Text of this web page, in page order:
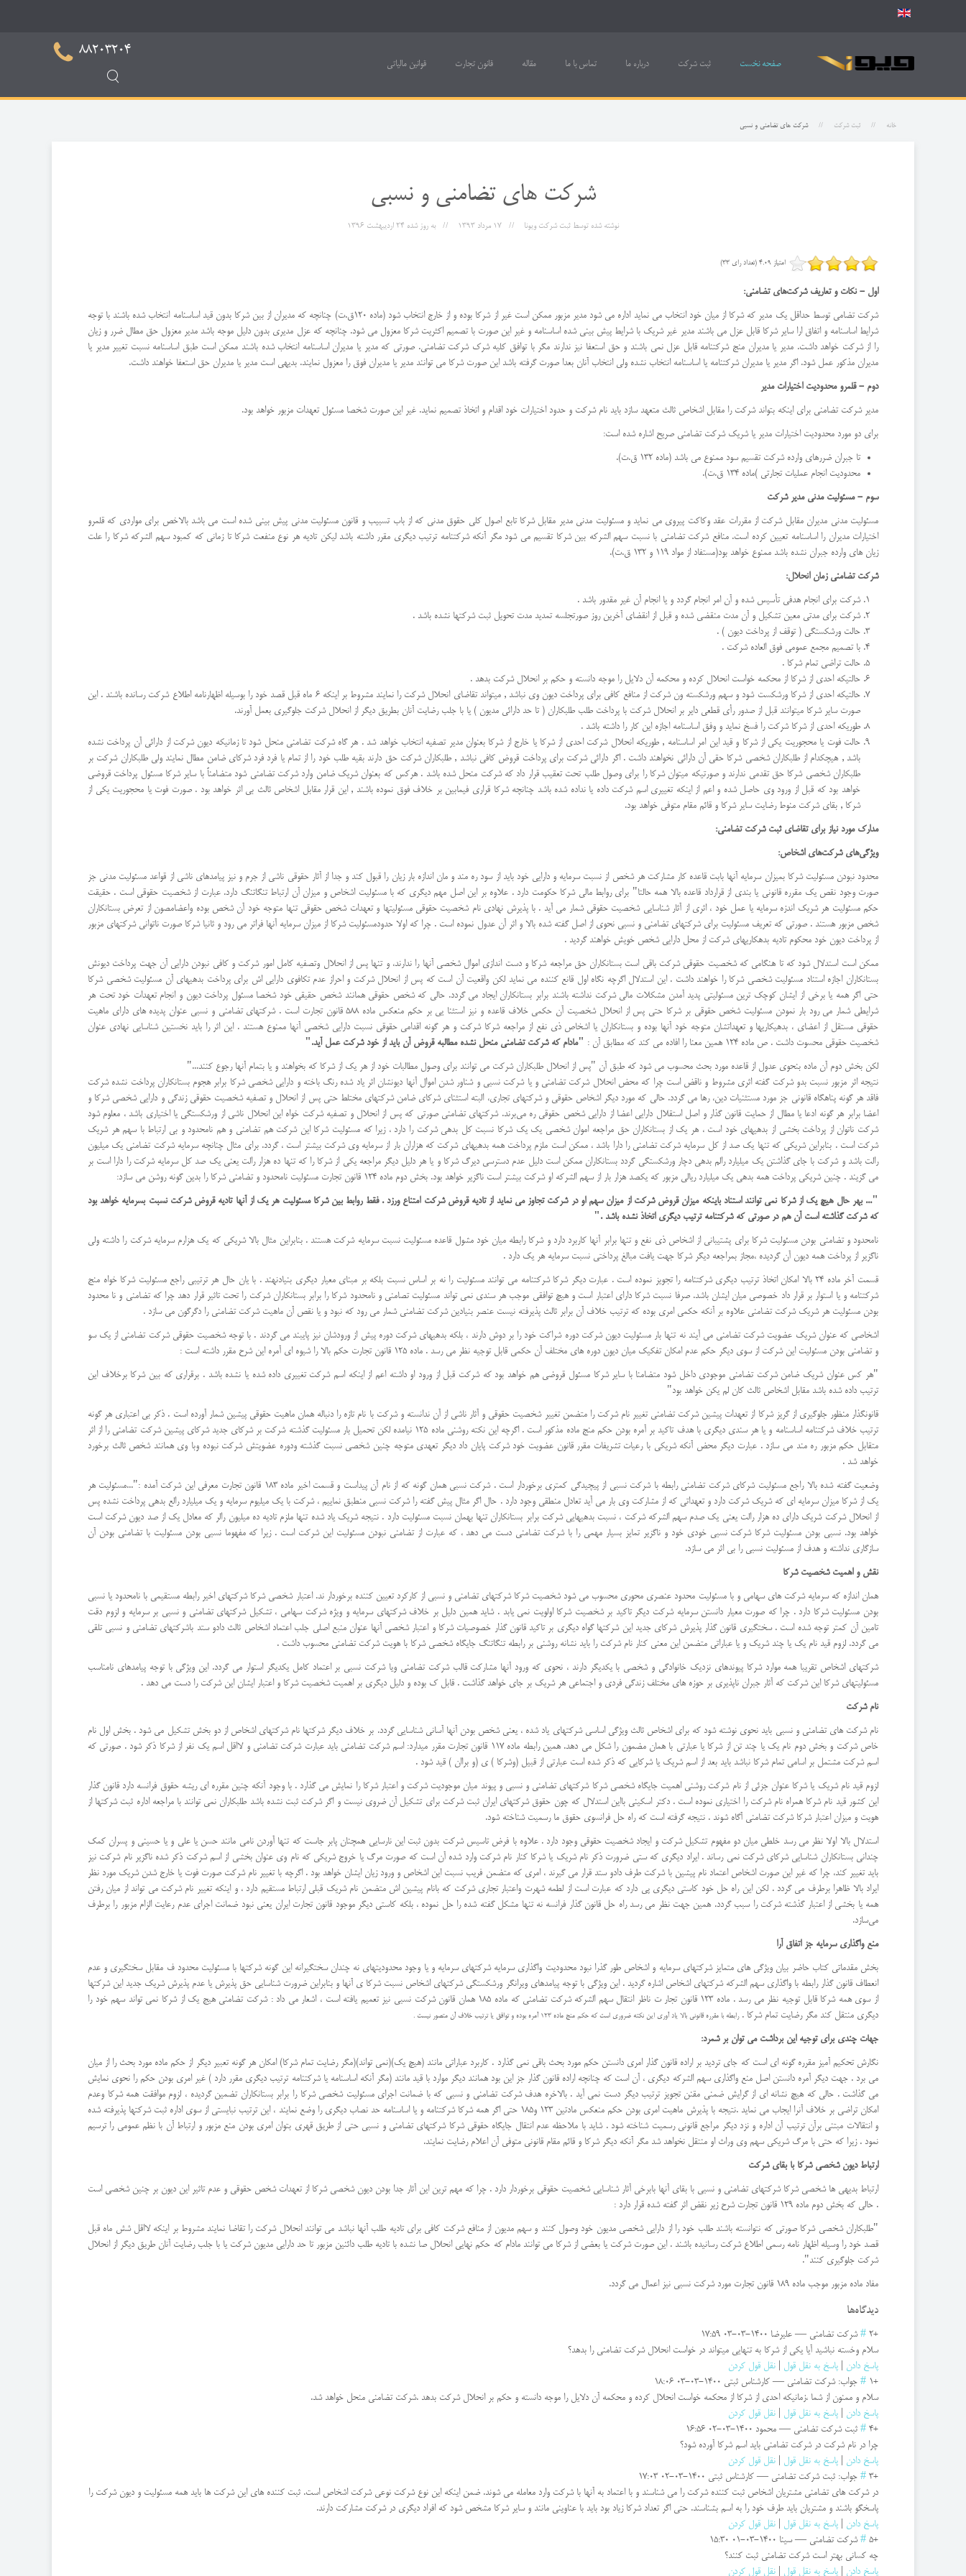
صفحه نخست ثبت شرکت درباره ما تماس با ما مقاله قانون تجارت قوانین مالیاتی
88203204
خانه ثبت شرکت شرکت های تضامنی و نسبی
شرکت های تضامنی و نسبی
نوشته شده توسط ثبت شرکت ویونا 17 مرداد 1393 به روز شده 24 ارديبهشت 1396
امتیاز 4.09 (تعداد رای 33)
اول - نكات و تعاریف شركت‌های تضامنی:
شركت تضامی توسط حداقل یك مدیر كه شركا از میان خود انتخاب می نماید اداره می شود مدیر مزبور ممكن است غیر از شركا بوده و از خارج انتخاب شود (ماده 120ق.ت) چنانچه كه مدیران از بین شركا بدون قید اساسنامه انتخاب شده باشند با توجه
شرایط اساسنامه و اتفاق ارا سایر شركا قابل عزل می باشند مدیر غیر شریك با شرایط پیش بینی شده اساسنامه و غیر این صورت با تصمیم اكثریت شركا معزول می شود. چنانچه كه عزل مدیری بدون دلیل موجه باشد مدیر معزول حق مطال ضرر و زیان
را از شركت خواهد داشت. مدیر یا مدیران منج شركتنامه قابل عزل نمی باشند و حق استعفا نیز ندارند مگر با توافق كلیه شرك شركت تضامنی. صورتی كه مدیر یا مدیران اساسنامه انتخاب شده باشند ممكن است طبق اساسنامه نسبت تغییر مدیر یا
مدیران مذكور عمل شود. اگر مدیر یا مدیران شركتنامه یا اساسنامه انتخاب نشده ولی انتخاب آنان بعدا صورت گرفته باشد این صورت شركا می توانند مدیر یا مدیران فوق را معزول نمایند. بدیهی است مدیر یا مدیران حق استعفا خواهند داشت.
دوم - قلمرو محدودیت اختیارات مدیر
مدیر شركت تضامنی برای اینكه بتواند شركت را مقابل اشخاص ثالث متعهد سازد باید نام شركت و حدود اختیارات خود اقدام و اتخاذ تصمیم نماید. غیر این صورت شخصا مسئول تعهدات مزبور خواهد بود.
برای دو مورد محدودیت اختیارات مدیر یا شریك شركت تضامنی صریح اشاره شده است:
تا جبران ضررهای وارده شركت تقسیم سود ممنوع می باشد (ماده 132 ق.ت).
محدودیت انجام عملیات تجارتی )ماده 134 ق.ت).
سوم - مسئولیت مدنی مدیر شركت
مسئولیت مدنی مدیران مقابل شركت از مقررات عقد وكاكت پیروی می نماید و مسئولیت مدنی مدیر مقابل شركا تابع اصول كلی حقوق مدنی كه از باب تسبیب و قانون مسئولیت مدنی پیش بینی شده است می باشد بالاخص برای مواردی كه قلمرو
اختیارات مدیران را اساسنامه تعیین کرده است. منافع شركت تضامنی با نسبت سهم الشركه بین شركا تقسیم می شود مگر آنكه شركتنامه ترتیب دیگری مقرر داشته باشد لیكن تادیه هر نوع منفعت شركا تا زمانی كه كمبود سهم الشركه شركا را علت
زیان های وارده جبران نشده باشد ممنوع خواهد بود(مستفاد از مواد 119 و 132 ق.ت).
شركت تضامنی زمان انحلال:
شركت برای انجام هدفی تأسیس شده و آن امر انجام گردد و یا انجام آن غیر مقدور باشد .
شركت برای مدتی معین تشكیل و آن مدت منقضی شده و قبل از انقضای آخرین روز صورتجلسه تمدید مدت تحویل ثبت شركتها نشده باشد .
حالت ورشكستگی ( توقف از پرداخت دیون ) .
با تصمیم مجمع عمومی فوق العاده شركت .
حالت تراضی تمام شركا .
حالتیكه احدی از شركا از محكمه خواست انحلال كرده و محكمه آن دلایل را موجه دانسته و حكم بر انحلال شركت بدهد .
حالتیکه احدی از شركا ورشكست شود و سهم ورشكسته ون شركت از منافع كافی برای پرداخت دیون وی نباشد , میتواند تقاضای انحلال شركت را نمایند مشروط بر اینكه 6 ماه قبل قصد خود را بوسیله اظهارنامه اطلاع شركت رسانده باشند . این
صورت سایر شركا میتوانند قبل از صدور رأی قطعی دایر بر انحلال شركت با پرداخت طلب طلبكاران ( تا حد دارائی مدیون ) یا با جلب رضایت آنان بطریق دیگر از انحلال شركت جلوگیری بعمل آورند.
طوریكه احدی از شركا شركت را فسخ نماید و وفق اساسنامه اجازه این كار را داشته باشد .
حالت فوت یا محجوریت یكی از شركا و قید این امر اساسنامه , طوریکه انحلال شركت احدی از شركا یا خارج از شركا بعنوان مدیر تصفیه انتخاب خواهد شد . هر گاه شركت تضامنی منحل شود تا زمانیكه دیون شركت از دارائی آن پرداخت نشده
باشد , هیچكدام از طلبكاران شخصی شركا حقی آن دارائی نخواهند داشت . اگر دارائی شركت برای پرداخت قروض كافی نباشد , طلبكاران شركت حق دارند بقیه طلب خود را از تمام یا فرد فرد شركای ضامن مطال نمایند ولی طلبكاران شركت بر
طلبكاران شخصی شركا حق تقدمی ندارند و صورتیکه میتوان شركا را برای وصول طلب تحت تعقیب قرار داد كه شركت منحل شده باشد . هركس كه بعنوان شریك ضامن وارد شركت تضامنی شود متضامناً با سایر شركا مسئول پرداخت قروضی
خواهد بود كه قبل از ورود وی حاصل شده و اعم از اینكه تغییری اسم شركت داده یا نداده شده باشد چنانچه شركا قراری فیمابین بر خلاف فوق نموده باشند , این قرار مقابل اشخاص ثالث بی اثر خواهد بود . صورت فوت یا محجوریت یكی از
شركا , بقای شركت منوط رضایت سایر شركا و قائم مقام متوفی خواهد بود.
مدارك مورد نیاز برای تقاضای ثبت شركت تضامنی:
ویژگی‌های شركت‌های اشخاص:
محدود نبودن مسئولیت شرکا بمیزان سرمایه آنها بابت قاعده کار مشارکت هر شخص از نسبت سرمایه و دارایی خود باید از سود ره مند و مان اندازه بار زیان را قبول کند و جدا از آثار حقوقی ناشی از جرم و نیز پیامدهای ناشی از قواعد مسئولیت مدنی جز
صورت وجود نقص یک مقرره قانونی یا بندی از قرارداد قاعده بالا همه حالتا" برای روابط مالی شرکا حکومت دارد . علاوه بر این اصل مهم دیگری که با مسئولیت اشخاص و میزان آن ارتباط تنگاتنگ دارد. عبارت از شخصیت حقوقی است . حقیقت
حکم مسئولیت هر شریک اندزه سرمایه یا عمل خود ، اثری از آثار شناسایی شخصیت حقوقی شمار می آید . با پذیرش نهادی نام شخصیت حقوقی مسئولیتها و تعهدات شخص حقوقی تنها متوجه خود آن شخص بوده واعضامصون از تعرض بستانکاران
شخص مزبور هستند . صورتی که تعریف مسئولیت برای شرکتهای تضامنی و نسبی نحوی از اصل گفته شده بالا و اثر آن عدول نموده است . چرا که اولا حدودمسئولیت شرکا از میزان سرمایه آنها فراتر می رود و ثانیا شرکا صورت ناتوانی شرکتهای مزبور
از پرداخت دیون خود محکوم تادیه بدهکاریهای شرکت از محل دارایی شخص خویش خواهند گردید .
ممکن است استدلال شود که تا هنگامی که شخصیت حقوقی شرکت باقی است بستانکاران حق مراجعه شرکا و دست اندازی اموال شخصی آنها را ندارند، و تنها پس از انحلال وتصفیه کامل امور شرکت و کافی نبودن دارایی آن جهت پرداخت دیونش
بستانکاران اجازه استناد مسئولیت شخصی شرکا را خواهند داشت . این استدلال اگرچه نگاه اول قانع کننده می نماید لکن واقعیت آن است که پس از انحلال شرکت و احراز عدم تکافوی دارایی اش برای پرداخت بدهیهای آن مسئولیت شخصی شرکا
حتی اگر همه یا برخی از ایشان کوچک ترین مسئولیتی پدید آمدن مشکلات مالی شرکت نداشته باشند برابر بستانکاران ایجاد می گردد. حالی که شخص حقوقی همانند شخص حقیقی خود شخصا مسئول پرداخت دیون و انجام تعهدات خود تحت هر
شرایطی شمار می رود بار نمودن مسئولیت شخص حقوقی بر شرکا حتی پس از انحلال شخصیت آن حکمی خلاف قاعده و نیز استثنا یی بر حکم منعکس ماده 588 قانون تجارت است . شرکتهای تضامنی و نسبی عنوان پدیده های دارای ماهیت
حقوقی مستقل از اعضای ، بدهیکاریها و تعهداتشان متوجه خود آنها بوده و بستانکاران یا اشخاص ذی نفع از مراجعه شرکا شرکت و هر گونه اقدامی حقوقی نسبت دارایی شخصی آنها ممنوع هستند . این اثر را باید نخستین شناسایی نهادی عنوان
شخصیت حقوقی محسوت داشت . ص ماده 124 همین معنا را افاده می کند که مطابق آن :
"مادام که شرکت تضامنی منحل نشده مطالبه قروض آن باید از خود شرکت عمل آید."
لکن بخش دوم آن ماده بنحوی عدول از قاعده مورد بحث محسوب می شود که طبق آن "پس از انحلال طلبکاران شرکت می توانند برای وصول مطالبات خود از هر یک از شرکا که بخواهند و یا بتمام آنها رجوع کنند..."
نتیجه اثر مزبور نسبت بدو شرکت گفته اثری مشروط و ناقض است چرا که محض انحلال شرکت تضامنی و یا شرکت نسبی و شناور شدن اموال آنها دیونشان اثر یاد شده رنگ باخته و دارایی شخصی شرکا برابر هجوم بستانکاران پرداخت نشده شرکت
فاقد هر گونه پناهگاه قانونی جز مورد مستثنیات دین، رها می گردد. حالی که مورد دیگر اشخاص حقوقی و شرکتهای تجاری، البته استثنای شرکای ضامن شرکتهای مختلط حتی پس از انحلال و تصفیه شخصیت حقوقی زندگی و دارایی شخصی شرکا و
اعضا برابر هر گونه ادعا یا مطال از حمایت قانون گذار و اصل استقلال دارایی اعضا از دارایی شخص حقوقی ره می‌برند. شرکتهای تضامنی صورتی که پس از انحلال و تصفیه شرکت خواه این انحلال ناشی از ورشکستگی یا اختیاری باشد ، معلوم شود
شرکت ناتوان از پرداخت بخشی از بدهیهای خود است ، هر یک از بستانکاران حق مراجعه اموان شخصی یک یک شرکا نسبت کل بدهی شرکت را دارد ، زیرا که مسئولیت شرکا این شرکت هم تضامنی و هم نامحدود و بی ارتباط با سهم هر شریک
شرکت است . بنابراین شریکی که تنها یک صد از کل سرمایه شرکت تضامنی را دارا باشد ، ممکن است ملزم پرداخت همه بدهیهای شرکت که هزاران بار از سرمایه وی شرکت بیشتر است ، گردد. برای مثال چنانچه سرمایه شرکت تضامنی یک میلیون
رالت باشد و شرکت با جای گذاشتن یک میلیارد رالم بدهی دچار ورشکستگی گردد بستانکاران ممکن است دلیل عدم دسترسی دیرگ شرکا و یا هر دلیل دیگر مراجعه یکی از شرکا را که تنها ده هزار رالت یعنی یک صد کل سرمایه شرکت را دارا است بر
می گزیند . چنین شریکی پرداخت همه بدهی یک میلیارد ریالی مزبور که یکصد هزار بار از سهم الشرکه او شرکت بیشتر است ناگزیر خواهد بود. بخش دوم ماده 124 قانون تجارت مسئولیت نامحدود و تضامنی شرکا را بدین گونه روشن می سازد:
"... بهر حال هیچ یک از شرکا نمی توانند استناد باینکه میزان قروض شرکت از میزان سهم او در شرکت تجاوز می نماید از تادیه قروض شرکت امتناع ورزد . فقط روابط بین شرکا مسئولیت هر یک از آنها تادیه قروض شرکت نسبت بسرمایه خواهد بود
که شرکت گذاشته است آن هم در صورتی که شرکتنامه ترتیب دیگری اتخاذ نشده باشد ."
نامحدود و تضامنی بودن مسئولیت شرکا برای پشتیبانی از اشخاص ذی نفع و تنها برابر آنها کاربرد دارد و شرکا رابطه میان خود مشول قاعده مسئولیت نسبت سرمایه شرکت هستند . بنابراین مثال بالا شریکی که یک هزارم سرمایه شرکت را داشته ولی
ناگزیر از پرداخت همه دیون آن گردیده ،مجاز بمراجعه دیگر شرکا جهت یافت مبالغ پرداختی نسبت سرمایه هر یک دارد .
قسمت آخر ماده 24 بالا امکان اتخاذ ترتیب دیگری شرکتنامه را تجویز نموده است . عبارت دیگر شرکا شرکتنامه می توانند مسئولیت را نه بر اساس نسبت بلکه بر مبنای معیار دیگری بنیادنهند . با یان حال هر ترتیبی راجع مسئولیت شرکا خواه منج
شرکتنامه و یا استوار بر قرار داد خصوصی میان ایشان باشد. صرفا نسبت شرکا دارای اعتبار است و هیچ توافقی موجب هر سندی نمی تواند مسئولیت تصامنی و نامحدود شرکا را برابر بستانکاران شرکت را تحت تاثیر قرار دهد چرا که تضامنی و نا محدود
بودن مسئولیت هر شریک شرکت تضامنی علاوه بر آنکه حکمی امری بوده که ترتیب خلاف آن برابر ثالث پذیرفته نیست عنصر بنیادین شرکت تضامنی شمار می رود که نبود و یا نقص آن ماهیت شرکت تضامنی را دگرگون می سازد .
اشخاصی که عنوان شریک عضویت شرکت تضامنی می آیند نه تنها بار مسئولیت دیون شرکت دوره شراکت خود را بر دوش دارند ، بلکه بدهیهای شرکت دوره پیش از ورودشان نیز پایبند می گردند . با توجه شخصیت حقوقی شرکت تضامنی از یک سو
و تضامنی بودن مسئولیت این شرکت از سوی دیگر حکم عدم امکان تفکیک میان دیون دوره های مختلف آن حکمی قابل توجیه نظر می رسد . ماده 125 قانون تجارت حکم بالا را شیوه ای آمره این شرح مقرر داشته است :
"هر کس عنوان شریک ضامن شرکت تضامنی موجودی داخل شود متضامنا با سایر شرکا مسئول قروضی هم خواهد بود که شرکت قبل از ورود او داشته اعم از اینکه اسم شرکت تغییری داده شده یا نشده باشد . برقراری که بین شرکا برخلاف این
ترتیب داده شده باشد مقابل اشخاص ثالث کان لم یکن خواهد بود"
قانونگذار منظور جلوگیری از گریز شرکا از تعهدات پیشین شرکت تضامنی تغییر نام شرکت را متضمن تغییر شخصیت حقوقی و آثار ناشی از آن ندانسته و شرکت با نام تازه را دنباله همان ماهیت حقوقی پیشین شمار آورده است . ذکر بی اعتباری هر گونه
ترتیب خلاف شرکتنامه اساسنامه و یا هر سندی دیگری با هدف تاکید بر آمره بودن حکم منج ماده مذکور است . اگرچه این نکته روشنی ماده 125 نیامده لکن تحمیل بار مسئولیت گذشته شرکت بر شرکای جدید شرکای پیشین شرکت تضامنی را از اثر
متقابل حکم مزبور ره مند می سازد . عبارت دیگر محض آنکه شریکی با رعیات تشریفات مقرر قانون عضویت خود شرکت پایان داد دیگر تعهدی متوجه چنین شخصی نسبت گذشته ودوره عضویتش شرکت نبوده وبا وی همانند شخص ثالث برخورد
خواهد شد .
وضعیت گفته شده بالا راجع مسئولیت شرکای شرکت تضامنی رابطه با شرکت نسبی از پیچیدگی کمتری برخوردار است . شرکت نسبی همان گونه که از نام آن پیداست و قسمت اخیر ماده 183 قانون تجارت معرفی این شرکت آمده :"...مسئولیت هر
یک از شرکا میزان سرمایه ای که شریک شرکت دارد و تعهداتی که از مشارکت وی بار می آید تعادل منطقی وجود دارد . حال اگر مثال پیش گفته را شرکت نسبی منطبق نماییم ، شرکت با یک میلیوم سرمایه و یک میلیارد رالع بدهی پرداخت نشده پس
از انحلال شرکت شریک دارای ده هزار رالت یعنی یک صدم سهم الشرکه شرکت ، نسبت بدهیهایی شرکت برابر بستانکاران تنها بهمان نسبت مسئولیت دارد . نتیجه شریک یاد شده تنها ملزم تادیه ده میلیون رالر که معادل یک از صد دیون شرکت است
خواهد بود. نسبی بودن مسئولیت شرکا شرکت نسبی خودی خود و ناگزیر تمایز بسیار مهمی را با شرکت تضامنی دست می دهد ، که عبارت از تضامنی نبودن مسئولیت این شرکت است . زیرا که مفهوما نسبی بودن مسئولیت با تضامنی بودن آن
سازگاری نداشته و هدف از مسئولیت نسبی را بی اثر می سازد.
نقش و اهمیت شخصیت شرکا
همان اندازه که سرمایه شرکت های سهامی و با مسئولیت محدود عنصری محوری محسوب می شود شخصیت شرکا شرکتهای تضامنی و نسبی از کارکرد تعیین کننده برخوردار ند. اعتبار شخصی شرکا شرکتهای اخیر رابطه مستقیمی با نامحدود یا نسبی
بودن مسئولیت شرکا دارد . چرا که صورت معیار دانستن سرمایه شرکت دیگر تاکید بر شخصیت شرکا اولویت نمی یابد . شاید همین دلیل بر خلاف شرکتهای سرمایه و ویژه شرکت سهامی ، تشکیل شرکتهای تضامنی و نسبی بر سرمایه و لزوم دقت
تامین آن کمتر توجه شده است . سختگیری قانون گذار پذیرش شرکای جدید این شرکتها گواه دیگری بر تاکید قانون گذار خصوصیات شرکا و اعتبار شخصی آنها عنوان منبع اصلی جلب اعتماد اشخاص ثالث دادو ستد باشرکتهای تضامنی و نسبی تلقی
می گردد. لزوم قید نام یک یا چند شریک و یا عباراتی متضمن این معنی کنار نام شرکت را باید نشانه روشنی بر رابطه تنگاتنگ جایگاه شخصی شرکا با هویت شرکت تضامنی محسوب داشت .
شرکتهای اشخاص تقریبا همه موارد شرکا پیوندهای نزدیک خانوادگی و شخصی با یکدیگر دارند ، نحوی که ورود آنها مشارکت قالب شرکت تضامنی ویا شرکت نسبی بر اعتماد کامل یکدیگر استوار می گردد. این ویژگی با توجه پیامدهای نامناسب
مسئولیتهای شرکا این شرکت که آثار جبران ناپذیری بر حوزه های مختلف زندگی فردی و اجتماعی هر شریک بر جای خواهد گذاشت . قابل ک بوده و دلیل دیگری بر اهمیت شخصیت شرکا و اعتبار ایشان این شرکت را دست می دهد .
نام شرکت
نام شرکت های تضامنی و نسبی باید نحوی نوشته شود که برای اشخاص ثالث ویژگی اساسی شرکتهای یاد شده ، یعنی شخص بودن آنها آسانی شناسایی گردد. بر خلاف دیگر شرکتها نام شرکتهای اشخاص از دو بخش تشکیل می شود . بخش اول نام
خاص شرکت و بخش دوم نام یک یا چند تن از شرکا یا عبارتی با همان مضمون را شکل می دهد. همین رابطه ماده 117 قانون تجارت مقرر میدارد: اسم شرکت تضامنی باید عبارت شرکت تضامنی و لااقل اسم یک نفر از شرکا ذکر شود . صورتی که
اسم شرکت مشتمل بر اسامی تمام شرکا نباشد باید بعد از اسم شریک یا شرکایی که ذکر شده است عبارتی از قبیل (وشرکا ) ی (و براان ) قید شود .
لزوم قید نام شریک یا شرکا عنوان جزئی از نام شرکت روشنی اهمیت جایگاه شخصی شرکا شرکتهای تضامنی و نسبی و پیوند میان موجودیت شرکت و اعتبار شرکا را نمایش می گذارد . با وجود آنکه چنین مقرره ای ریشه حقوق فرانسه دارد قانون گذار
این کشور قید نام شرکا همراه نام شرکت را اختیاری نموده است . دکتر اسکینی بااین استدلال که چون حقوق شرکتهای ایران ثبت شرکت برای تشکیل آن ضروی نیست و اگر شرکت ثبت نشده باشد طلبکاران نمی توانند با مراجعه اداره ثبت شرکتها از
هویت و میزان اعتبار شرکا شرکت تضامنی آگاه شوند . نتیجه گرفته است که راه حل فرانسوی حقوق ما رسمیت شناخته شود.
استدلال بالا اولا نظر می رسد خلطی میان دو مفهوم تشکیل شرکت و ایجاد شخصیت حقوقی وجود دارد . علاوه با فرض تاسیس شرکت بدون ثبت این نارسایی همچنان پابر جاست که تنها آوردن نامی مانند حسن یا علی و یا حسینی و پسران کمک
چندانی بستانکاران شناسایی شرکای شرکت نمی رساند . ایراد دیگری که ستی ضرورت ذکر نام شریک یا شرکا کنار نام شرکت وارد شده آن است که صورت مرگ یا خروج شریکی که نام وی عنوان بخشی از اسم شرکت ذکر شده ناگزیر نام شرکت نیز
باید تغییر کند، چرا که غیر این صورت اشخاص اعتماد نام پیشین با شرکت طرف دادو ستد قرار می گیرند ، امری که متضمن فریب نسبت این اشخاص و ورود زیان ایشان خواهد بود . اگرچه با تغییر نام شرکت صورت فوت یا خارج شدن شریک مورد نظر
ایراد بالا ظاهرا برطرف می گردد . لکن این راه حل خود کاستی دیگری پی دارد که عبارت است از لطمه شهرت واعتبار تجاری شرکت که بانام پیشین اش متضمن نام شریک قبلی ارتباط مستقیم دارد ، و اینکه تغییر نام شرکت می تواند از میان رفتن
همه یا بخشی از اعتبار گذشته شرکت را سبب گردد. همین جهت نظر می رسد راه حل قانون گذار فرانسه نه تنها مشکل گفته شده را حل نموده ، بلکه کاستی دیگر موجود قانون تجارت ایران یعنی نبود ضمانت اجرای عدم رعایت الزام مزبور را برطرف
می‌سازد.
منع واگذاری سرمایه جز اتفاق آرا
بخش مقدماتی کتاب حاضر بیان ویژگی های متمایز شرکتهای سرمایه و اشخاص طور گذرا نبود محدودیت واگذاری سرمایه شرکتهای سرمایه و یا وجود محدودیتهای نه چندان سختگیرانه این گونه شرکتها با مسئولیت محدود ف مقابل سختگیری و عدم
انعطاف قانون گذار رابطه با واگذاری سهم الشرکه شرکتهای اشخاص اشاره گردید . این ویژگی با توجه پیامدهای ویرانگر ورشکستگی شرکتهای اشخاص نسبت شرکا ی آنها و بنابراین ضرورت شناسایی حق پذیرش یا عدم پذیرش شریک جدید این شرکتها
از سوی همه شرکا قابل توجیه نظر می رسد . ماده 123 قانون تجار ت ناظر انتقال سهم الشرکه شرکت تضامنی که ماده 185 همان قانون شرکت نسبی نیز تعمیم یافته است ، اشعار می داد : شرکت تضامنی هیج یک از شرکا نمی تواند سهم خود را
دیگری منتقل کند مگر رضایت تمام شرکا .رابطه با مقرره قانونی بالا یاد آوری این نکته ضروری است که حکم منج ماده 123 آمره بوده و توافق یا ترتیب خلاف آن متصور نیست .
جهات چندی برای توجیه این برداشت می توان بر شمرد:
نگارش تحکیم آمیز مقرره گونه ای است که جای تردید بر اراده قانون گذار امری دانستن حکم مورد بحث باقی نمی گذارد . کاربرد عباراتی مانند (هیچ یک)(نمی تواند)(مگر رضایت تمام شرکا) امکان هر گونه تعبیر دیگر از حکم ماده مورد بحث را از میان
می برد . جهت دیگر آمره دانستن اصل منع واگذاری سهم الشرکه دیگری ، آن است که چنانچه اراده قانون گذار جز این بود همانند دیگر موارد با قید مانند (مگر آنکه اساسنامه یا شرکتنامه ترتیب دیگری مقرر دارد ) غیر امری بودن حکم را نحوی نمایش
می گذاشت . حالی که هیچ نشانه ای از گرایش ضمنی مقنن تجویز ترتیب دیگر دست نمی آید . بالاخره هدف شرکت تضامنی و نسبی که با ضمانت اجرای مسئولیت شخصی شرکا را برابر بستانکاران تضمین گردیده ، لزوم موافقت همه شرکا وعدم
امکان تراضی بر خلاف آنرا ایجاب می نماید .نتیجه با پذیرش ماهیت امری بودن حکم منعکس مادتین 123 و185 حتی اگر همه شرکا شرکتنامه و یا اساسنامه حد نصاب دیگری را وضع نمایند ، این ترتیب نبایستی از سوی اداره ثبت شرکتها پذیرفته شده
و انتقالات مبتنی برآن ترتیب آن اداره و نزد دیگر مراجع قانونی رسمیت شناخته شود . شاید با ملاحظه عدم انتقال جایگاه حقوقی شرکا شرکتهای تضامنی و نسبی حتی از طریق قهری بتوان امری بودن منع مزبور و ارتباط آن با نظم عمومی را ترسیم
نمود . زیرا که حتی با مرگ شریکی سهم وی وراث او منتقل نخواهد شد مگر آنکه دیگر شرکا و قائم مقام قانونی متوفی آن اعلام رضایت نمایند.
ارتباط دیون شخصی شرکا با بقای شرکت
ارتباط بدیهی ها شخصی شرکا شرکتهای تضامنی و نسبی با بقای آنها بابرخی آثار شناسایی شخصیت حقوقی برخوردار دارد . چرا که مهم ترین این آثار جدا بودن دیون شخصی شرکا از تعهدات شخص حقوقی و عدم تاثیر این دیون بر چنین شخصی است
. حالی که بخش دوم ماده 129 قانون تجارت شرح زیر نقض اثر گفته شده قرار دارد :
"طلبکاران شخصی شرکا صورتی که نتوانسته باشند طلب خود را از دارایی شخصی مدیون خود وصول کنند و سهم مدیون از منافع شرکت کافی برای تادیه طلب آنها نباشد می توانند انحلال شرکت را تقاضا نمایند مشروط بر اینکه لااقل شش ماه قبل
قصد خود را وسیله اظهار نامه رسمی اطلاع شرکت رسانیده باشند . این صورت شرکت یا بعضی از شرکا می توانند مادام که حکم نهایی انحلال صا نشده با تادیه طلب دائنین مزبور تا حد دارایی مدیون شرکت یا با جلب رضایت آنان طریق دیگر از انحلال
شرکت جلوگیری کنند".
مفاد ماده مزبور موجب ماده 189 قانون تجارت مورد شرکت نسبی نیز اعمال می گردد.
دیدگاه‌ها
+2
# شرکت تضامنی — علیرضا 1400-03-03 17:59
سلام وخسته نباشید آیا یکی از شرکا به تنهایی میتواند در خواست انحلال شرکت تضامنی را بدهد؟
پاسخ دادن
پاسخ به نقل قول
نقل قول کردن
+1
# جواب: شرکت تضامنی — کارشناس ثبتی 1400-03-03 18:06
سلام و ممنون از شما ،زمانیکه احدی از شركا از محكمه خواست انحلال كرده و محكمه آن دلایل را موجه دانسته و حكم بر انحلال شركت بدهد .شرکت تضامنی منحل خواهد شد.
پاسخ دادن
پاسخ به نقل قول
نقل قول کردن
+4
# ثبت شركت تضامنی — محمود 1400-03-02 16:56
چرا در نام شرکت در شرکت تضامنی باید اسم شرکا آورده شود؟
پاسخ دادن
پاسخ به نقل قول
نقل قول کردن
+3
# جواب: ثبت شركت تضامنی — کارشناس ثبتی 1400-03-02 17:03
در شرکت های تضامنی مشتریان اشخاص ثبت کننده شرکت را می شناسند و با اعتماد به آنها با شرکت وارد معامله می شوند. ضمن اینکه این نوع شرکت نوعی شرکت اشخاص است. ثبت کننده های این شرکت ها باید همه مسئولیت و دیون شرکت را
پاسخگو باشند و مشتریان باید طرف خود را به اسم بشناسند. حتی اگر تعداد شرکا زیاد بود باید با عناوینی مانند و سایر شرکا مشخص شود که افراد دیگری در شرکت مشارکت دارند.
پاسخ دادن
پاسخ به نقل قول
نقل قول کردن
+5
# شرکت تضامنی —سینا 1400-03-01 15:30
چه کسانی بهتر است شرکت تضامنی ثبت کنند؟
پاسخ دادن
پاسخ به نقل قول نقل قول کردن